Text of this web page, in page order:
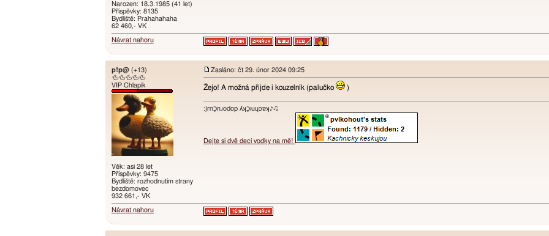
Narozen: 18.3.1985 (41 let)
Příspěvky: 8135
Bydliště: Prahahahaha
62 460,- VK
Návrat nahoru
p!p@ (+13)
🦆🦆🦆🦆🦆
VIP Chlapík
Věk: asi 28 let
Příspěvky: 9475
Bydliště: rozhodnutím strany
bezdomovec
932 661,- VK
Zasláno: čt 29. únor 2024 09:25
Žejo! A možná přijde i kouzelník (palučko )
:ו֥ɾnכַnɹodop ʎʞכַıuɥɔɐʞ♪♫
Dejte si dvě deci vodky na mě!
Návrat nahoru